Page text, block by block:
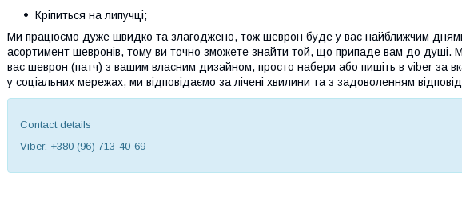
Кріпиться на липучці;
Ми працюємо дуже швидко та злагоджено, тож шеврон буде у вас найближчим днями
асортимент шевронів, тому ви точно зможете знайти той, що припаде вам до душі.
вас шеврон (патч) з вашим власним дизайном, просто набери або пишіть в viber за
у соціальних мережах, ми відповідаємо за лічені хвилини та з задоволенням
Contact details
Viber: +380 (96) 713-40-69